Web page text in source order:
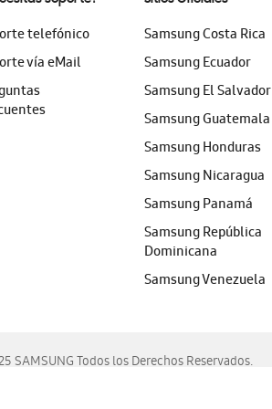
telefónico
vía eMail
Samsung Costa Rica
Samsung Ecuador
Samsung El Salvador
Samsung Guatemala
Samsung Honduras
Samsung Nicaragua
Samsung Panamá
Samsung República
Dominicana
Samsung Venezuela
SAMSUNG Todos los Derechos Reservados.